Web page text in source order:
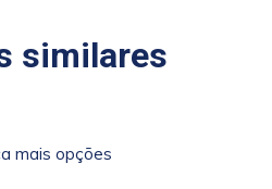
similares
mais opções